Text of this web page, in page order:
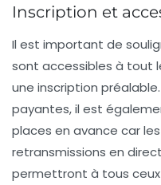
Inscription et
Il est important de
sont accessibles à tout
une inscription
payantes, il est
places en avance car
retransmissions en
permettront à tous ceux